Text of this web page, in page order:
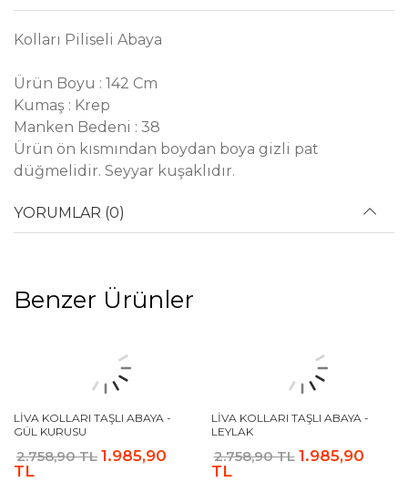
Kolları Piliseli Abaya
Ürün Boyu : 142 Cm
Kumaş : Krep
Manken Bedeni : 38
Ürün ön kısmından boydan boya gizli pat
düğmelidir. Seyyar kuşaklıdır.
YORUMLAR (0)
Benzer Ürünler
LIVA KOLLARI TAŞLI ABAYA -
GÜL KURUSU
2.758,90 TL 1.985,90
TL
LIVA KOLLARI TAŞLI ABAYA -
LEYLAK
2.758,90 TL 1.985,90
TL